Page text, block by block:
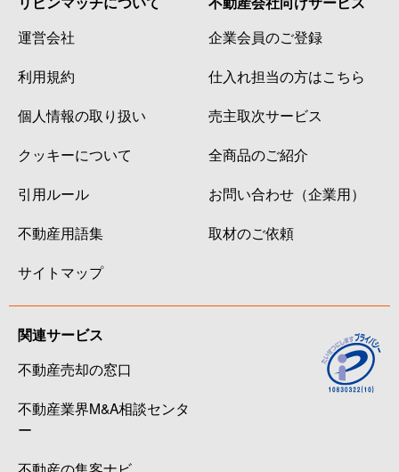
運営会社
利用規約
個人情報の取り扱い
クッキーについて
引用ルール
不動産用語集
サイトマップ
企業会員のご登録
仕入れ担当の方はこちら
売主取次サービス
全商品のご紹介
お問い合わせ（企業用）
取材のご依頼
関連サービス
不動産売却の窓口
不動産業界M&A相談センタ
ー